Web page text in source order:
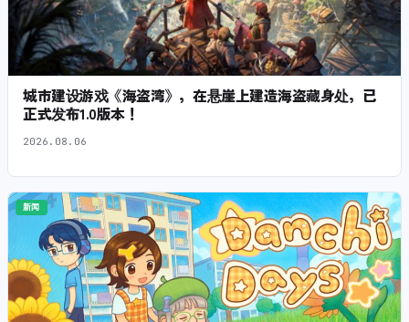
城市建设游戏《海盗湾》，在悬崖上建造海盗藏身处，已
正式发布1.0版本！
2026.08.06
新闻